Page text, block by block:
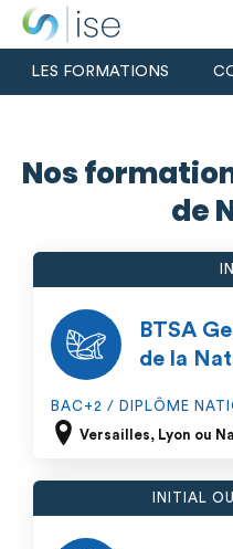
LES FORMATIONS
Nos
de
BTSA
de la
BAC+2 / DIPLÔME
Versailles, Lyon ou
INITIAL